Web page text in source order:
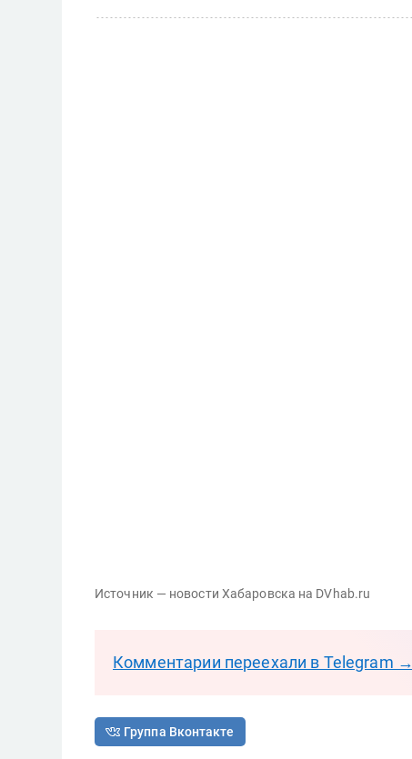
Источник — новости Хабаровска на DVhab.ru
Комментарии переехали в Telegram →
Группа Вконтакте